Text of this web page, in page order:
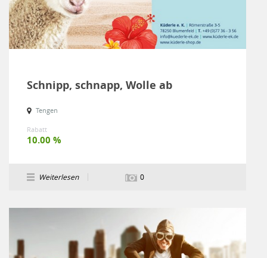
Schnipp, schnapp, Wolle ab
Tengen
Rabatt
10.00 %
Weiterlesen 0